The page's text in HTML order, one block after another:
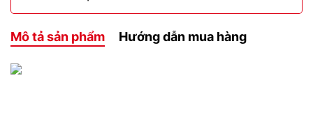
Mô tả sản phẩm Hướng dẫn mua hàng